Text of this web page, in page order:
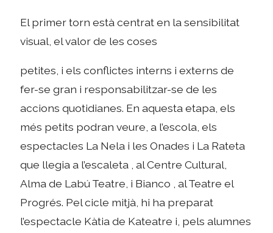
El primer torn està centrat en la sensibilitat
visual, el valor de les coses
petites, i els conflictes interns i externs de
fer-se gran i responsabilitzar-se de les
accions quotidianes. En aquesta etapa, els
més petits podran veure, a l’escola, els
espectacles La Nela i les Onades i La Rateta
que llegia a l’escaleta , al Centre Cultural,
Alma de Labú Teatre, i Bianco , al Teatre el
Progrés. Pel cicle mitjà, hi ha preparat
l’espectacle Kàtia de Kateatre i, pels alumnes